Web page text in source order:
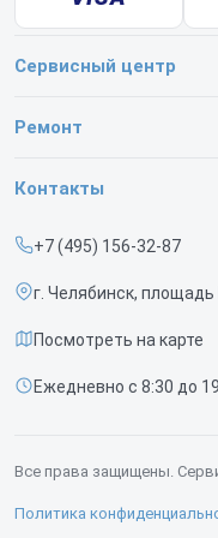
Сервисный центр
О нашем сервисе
Срочный ремонт
Доставка и способы
Диагностика
Контакты
Ремонт
Коммутаторов
Контакты
+7 (495) 156-32-87
г. Челябинск,
Посмотреть на карте
Ежедневно с 8:30 до
Все права защищены.
Политика